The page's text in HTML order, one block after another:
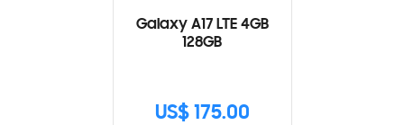
Galaxy A17 LTE 4GB
128GB
US$ 175.00